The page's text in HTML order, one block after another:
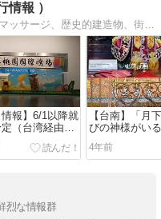
情報 ）
台湾各地の観光スポット（食事、マッサージ、歴史的建造物、街並）を多くの写真で紹介するブログです。多くの日本人に台湾の魅力が伝わり、関心を持ってもらえたらと思っています。そして台湾に旅行に行くきっかけになればと思ってます。
情報】6/1以降就
（台湾経由）
LCC
【台南】「月
びの神様がい
4年前
烈な情報群